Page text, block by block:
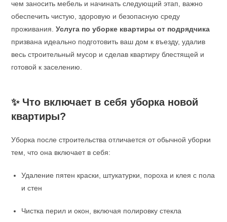
чем заносить мебель и начинать следующий этап, важно
обеспечить чистую, здоровую и безопасную среду
проживания.Услуга по уборке квартиры от подрядчика
призвана идеально подготовить ваш дом к въезду, удалив
весь строительный мусор и сделав квартиру блестящей и
готовой к заселению.
✨ Что включает в себя уборка новой
квартиры?
Уборка после строительства отличается от обычной уборки
тем, что она включает в себя:
Удаление пятен краски, штукатурки, пороха и клея с пола
и стен
Чистка перил и окон, включая полировку стекла